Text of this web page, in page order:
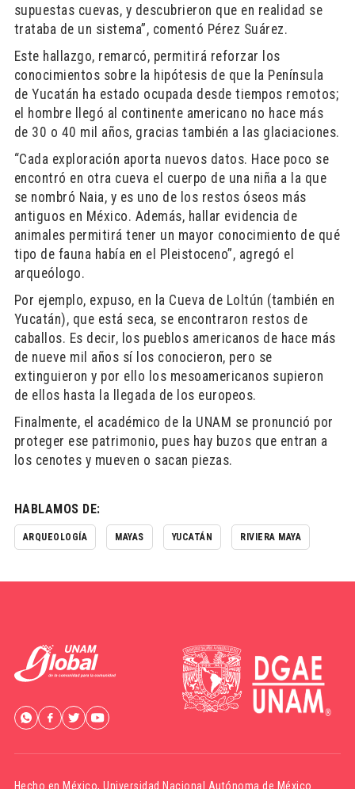
supuestas cuevas, y descubrieron que en realidad se
trataba de un sistema”, comentó Pérez Suárez.
Este hallazgo, remarcó, permitirá reforzar los
conocimientos sobre la hipótesis de que la Península
de Yucatán ha estado ocupada desde tiempos remotos;
el hombre llegó al continente americano no hace más
de 30 o 40 mil años, gracias también a las glaciaciones.
“Cada exploración aporta nuevos datos. Hace poco se
encontró en otra cueva el cuerpo de una niña a la que
se nombró Naia, y es uno de los restos óseos más
antiguos en México. Además, hallar evidencia de
animales permitirá tener un mayor conocimiento de qué
tipo de fauna había en el Pleistoceno”, agregó el
arqueólogo.
Por ejemplo, expuso, en la Cueva de Loltún (también en
Yucatán), que está seca, se encontraron restos de
caballos. Es decir, los pueblos americanos de hace más
de nueve mil años sí los conocieron, pero se
extinguieron y por ello los mesoamericanos supieron
de ellos hasta la llegada de los europeos.
Finalmente, el académico de la UNAM se pronunció por
proteger ese patrimonio, pues hay buzos que entran a
los cenotes y mueven o sacan piezas.
HABLAMOS DE:
ARQUEOLOGÍA MAYAS YUCATÁN RIVIERA MAYA
Hecho en México,Universidad Nacional Autónoma de México